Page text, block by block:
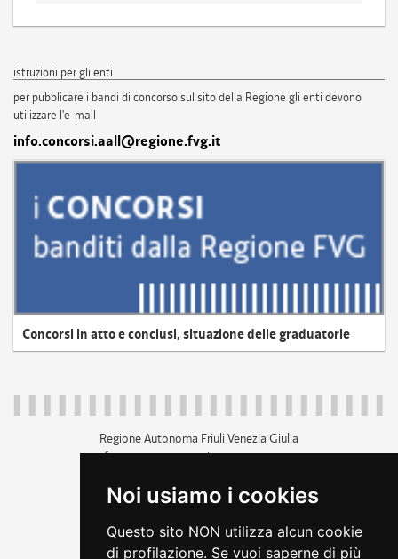
Noi usiamo i cookies
Questo sito NON utilizza alcun cookie
di profilazione. Se vuoi saperne di più
istruzioni per gli enti
per pubblicare i bandi di concorso sul sito della Regione gli enti devono
utilizzare l'e-mail
info.concorsi.aall@regione.fvg.it
Concorsi in atto e conclusi, situazione delle graduatorie
Regione Autonoma Friuli Venezia Giulia
c.f. 80014930327; p.iva 00526040324
+39 040 3771111
amministrazione trasparente